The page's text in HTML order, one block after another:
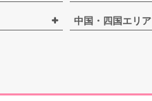
中国・四国エリア